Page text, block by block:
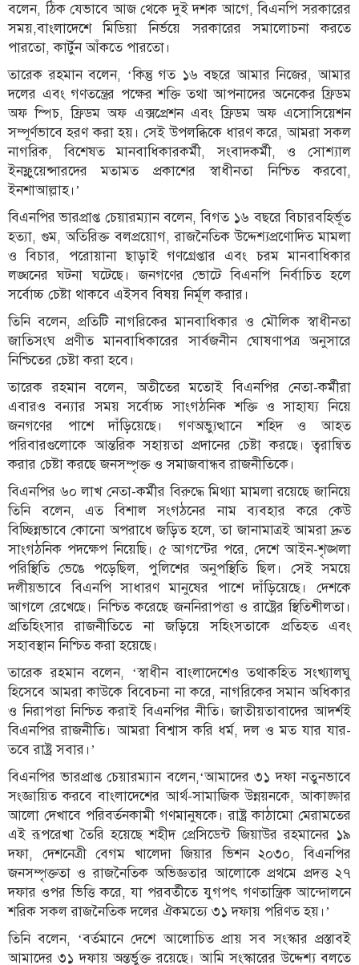
বলেন, ঠিক যেভাবে আজ থেকে দুই দশক আগে, বিএনপি সরকারের
সময়,বাংলাদেশে মিডিয়া নির্ভয়ে সরকারের সমালোচনা করতে
পারতো, কার্টুন আঁকতে পারতো।
তারেক রহমান বলেন, ‘কিন্তু গত ১৬ বছরে আমার নিজের, আমার
দলের এবং গণতন্ত্রের পক্ষের শক্তি তথা আপনাদের অনেকের ফ্রিডম
অফ স্পিচ, ফ্রিডম অফ এক্সপ্রেশন এবং ফ্রিডম অফ এসোসিয়েশন
সম্পূর্ণভাবে হরণ করা হয়। সেই উপলব্ধিকে ধারণ করে, আমরা সকল
নাগরিক, বিশেষত মানবাধিকারকর্মী, সংবাদকর্মী, ও সোশ্যাল
ইনফ্লুয়েন্সারদের মতামত প্রকাশের স্বাধীনতা নিশ্চিত করবো,
ইনশাআল্লাহ।’
বিএনপির ভারপ্রাপ্ত চেয়ারম্যান বলেন, বিগত ১৬ বছরে বিচারবহির্ভূত
হত্যা, গুম, অতিরিক্ত বলপ্রয়োগ, রাজনৈতিক উদ্দেশ্যপ্রণোদিত মামলা
ও বিচার, পরোয়ানা ছাড়াই গণগ্রেপ্তার এবং চরম মানবাধিকার
লঙ্ঘনের ঘটনা ঘটেছে। জনগণের ভোটে বিএনপি নির্বাচিত হলে
সর্বোচ্চ চেষ্টা থাকবে এইসব বিষয় নির্মূল করার।
তিনি বলেন, প্রতিটি নাগরিকের মানবাধিকার ও মৌলিক স্বাধীনতা
জাতিসংঘ প্রণীত মানবাধিকারের সার্বজনীন ঘোষণাপত্র অনুসারে
নিশ্চিতের চেষ্টা করা হবে।
তারেক রহমান বলেন, অতীতের মতোই বিএনপির নেতা-কর্মীরা
এবারও বন্যার সময় সর্বোচ্চ সাংগঠনিক শক্তি ও সাহায্য নিয়ে
জনগণের পাশে দাঁড়িয়েছে। গণঅভ্যুত্থানে শহিদ ও আহত
পরিবারগুলোকে আন্তরিক সহায়তা প্রদানের চেষ্টা করছে। ত্বরান্বিত
করার চেষ্টা করছে জনসম্পৃক্ত ও সমাজবান্ধব রাজনীতিকে।
বিএনপির ৬০ লাখ নেতা-কর্মীর বিরুদ্ধে মিথ্যা মামলা রয়েছে জানিয়ে
তিনি বলেন, এত বিশাল সংগঠনের নাম ব্যবহার করে কেউ
বিচ্ছিন্নভাবে কোনো অপরাধে জড়িত হলে, তা জানামাত্রই আমরা দ্রুত
সাংগঠনিক পদক্ষেপ নিয়েছি। ৫ আগস্টের পরে, দেশে আইন-শৃঙ্খলা
পরিস্থিতি ভেঙে পড়েছিল, পুলিশের অনুপস্থিতি ছিল। সেই সময়ে
দলীয়ভাবে বিএনপি সাধারণ মানুষের পাশে দাঁড়িয়েছে। দেশকে
আগলে রেখেছে। নিশ্চিত করেছে জননিরাপত্তা ও রাষ্ট্রের স্থিতিশীলতা।
প্রতিহিংসার রাজনীতিতে না জড়িয়ে সহিংসতাকে প্রতিহত এবং
সহাবস্থান নিশ্চিত করা হয়েছে।
তারেক রহমান বলেন, ‘স্বাধীন বাংলাদেশেও তথাকহিত সংখ্যালঘু
হিসেবে আমরা কাউকে বিবেচনা না করে, নাগরিকের সমান অধিকার
ও নিরাপত্তা নিশ্চিত করাই বিএনপির নীতি। জাতীয়তাবাদের আদর্শই
বিএনপির রাজনীতি। আমরা বিশ্বাস করি ধর্ম, দল ও মত যার যার-
তবে রাষ্ট্র সবার।’
বিএনপির ভারপ্রাপ্ত চেয়ারম্যান বলেন,‘আমাদের ৩১ দফা নতুনভাবে
সংজ্ঞায়িত করবে বাংলাদেশের আর্থ-সামাজিক উন্নয়নকে, আকাঙ্ক্ষার
আলো দেখাবে পরিবর্তনকামী গণমানুষকে। রাষ্ট্র কাঠামো মেরামতের
এই রূপরেখা তৈরি হয়েছে শহীদ প্রেসিডেন্ট জিয়াউর রহমানের ১৯
দফা, দেশনেত্রী বেগম খালেদা জিয়ার ভিশন ২০৩০, বিএনপির
জনসম্পৃক্ততা ও রাজনৈতিক অভিজ্ঞতার আলোকে প্রথমে প্রদত্ত ২৭
দফার ওপর ভিত্তি করে, যা পরবর্তীতে যুগপৎ গণতান্ত্রিক আন্দোলনে
শরিক সকল রাজনৈতিক দলের ঐকমত্যে ৩১ দফায় পরিণত হয়।’
তিনি বলেন, ‘বর্তমানে দেশে আলোচিত প্রায় সব সংস্কার প্রস্তাবই
আমাদের ৩১ দফায় অন্তর্ভুক্ত রয়েছে। আমি সংস্কারের উদ্দেশ্য বলতে